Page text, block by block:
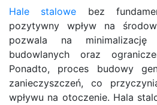
Hale stalowe bez
pozytywny wpływ na
pozwala na minimalizację
budowlanych oraz
Ponadto, proces budowy
zanieczyszczeń, co
wpływu na otoczenie. Hala